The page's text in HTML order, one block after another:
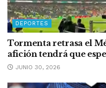
DEPORTES
Tormenta retrasa el
afición tendrá que
JUNIO 30, 2026